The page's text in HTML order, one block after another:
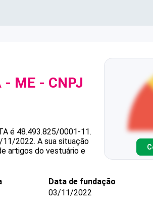
- ME - CNPJ
é 48.493.825/0001-11.
11/2022. A sua situação
artigos do vestuário e
Data de fundação
03/11/2022